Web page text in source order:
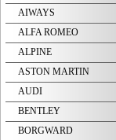
AIWAYS
ALFA ROMEO
ALPINE
ASTON MARTIN
AUDI
BENTLEY
BORGWARD